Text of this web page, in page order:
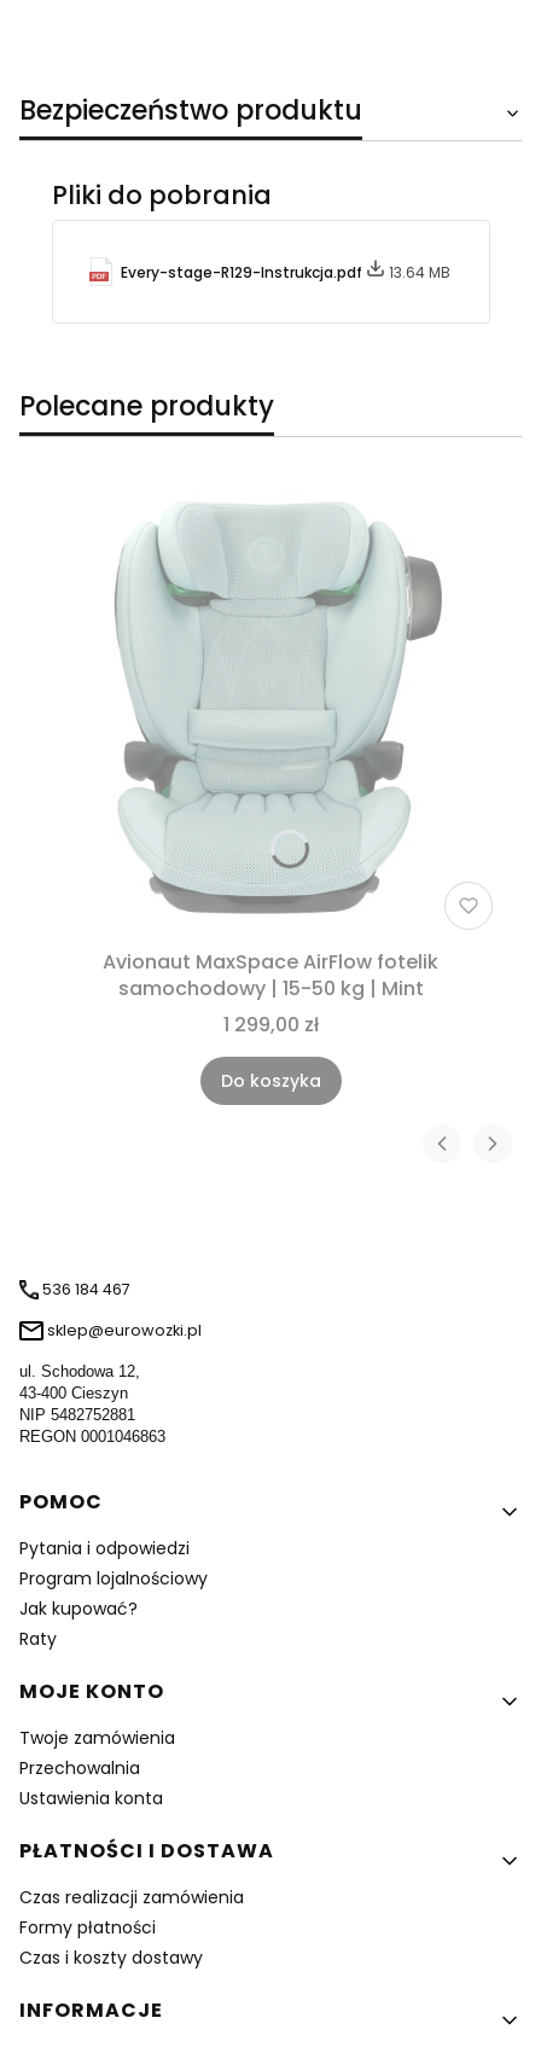
Bezpieczeństwo produktu
Pliki do pobrania
Every-stage-R129-Instrukcja.pdf 13.64 MB
Polecane produkty
Avionaut MaxSpace AirFlow fotelik
samochodowy | 15-50 kg | Mint
1 299,00 zł
Do koszyka
536 184 467
sklep@eurowozki.pl
ul. Schodowa 12,
43-400 Cieszyn
NIP 5482752881
REGON 0001046863
Linki w stopce
POMOC
Pytania i odpowiedzi
Program lojalnościowy
Jak kupować?
Raty
MOJE KONTO
Twoje zamówienia
Przechowalnia
Ustawienia konta
PŁATNOŚCI I DOSTAWA
Czas realizacji zamówienia
Formy płatności
Czas i koszty dostawy
INFORMACJE